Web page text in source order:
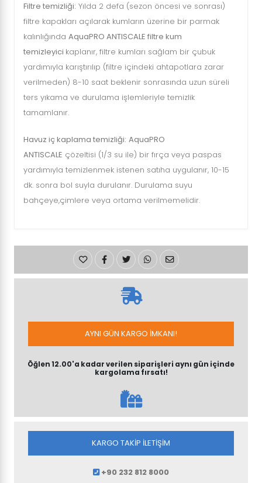
Filtre temizliği: Yılda 2 defa (sezon öncesi ve sonrası)
filtre kapakları açılarak kumların üzerine bir parmak
kalınlığında AquaPRO ANTISCALE filtre kum
temizleyici kaplanır, filtre kumları sağlam bir çubuk
yardımıyla karıştırılıp (filtre içindeki ahtapotlara zarar
verilmeden) 8-10 saat beklenir sonrasında uzun süreli
ters yıkama ve durulama işlemleriyle temizlik
tamamlanır.
Havuz iç kaplama temizliği: AquaPRO
ANTISCALE çözeltisi (1/3 su ile) bir fırça veya paspas
yardımıyla temizlenmek istenen satıha uygulanır, 10-15
dk. sonra bol suyla durulanır. Durulama suyu
bahçeye,çimlere veya ortama verilmemelidir.
AYNI GÜN KARGO İMKANI!
Öğlen 12.00'a kadar verilen siparişleri aynı gün içinde
kargolama fırsatı!
KARGO TAKİP İLETİŞİM
+90 232 812 8000